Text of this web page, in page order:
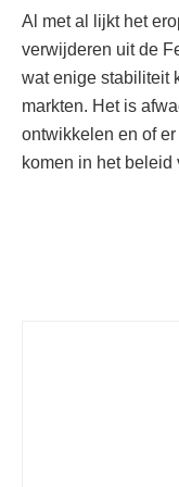
Al met al lijkt het
verwijderen uit de
wat enige stabiliteit
markten. Het is
ontwikkelen en of
komen in het